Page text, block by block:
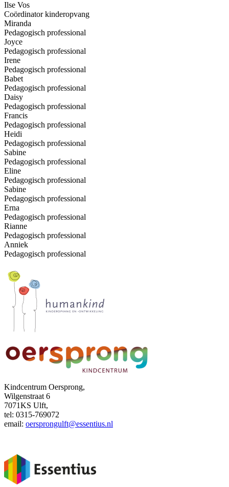
Ilse Vos
Coördinator kinderopvang
Miranda
Pedagogisch professional
Joyce
Pedagogisch professional
Irene
Pedagogisch professional
Babet
Pedagogisch professional
Daisy
Pedagogisch professional
Francis
Pedagogisch professional
Heidi
Pedagogisch professional
Sabine
Pedagogisch professional
Eline
Pedagogisch professional
Sabine
Pedagogisch professional
Erna
Pedagogisch professional
Rianne
Pedagogisch professional
Anniek
Pedagogisch professional
Kindcentrum Oersprong,
Wilgenstraat 6
7071KS Ulft,
tel: 0315-769072
email: oersprongulft@essentius.nl